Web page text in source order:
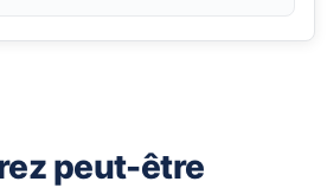
peut-être